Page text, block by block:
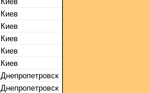
Киев
Киев
Киев
Киев
Киев
Днепропетровск
Днепропетровск